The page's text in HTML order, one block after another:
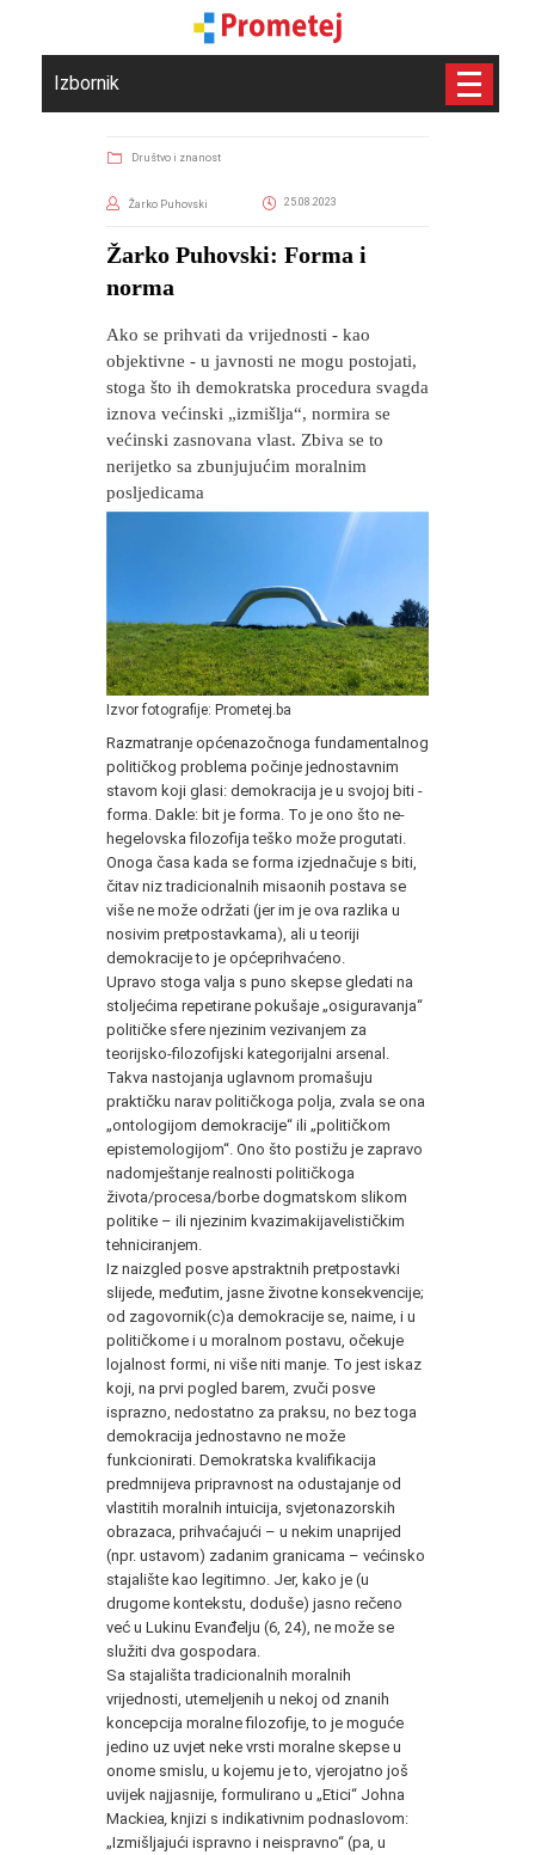
Izbornik
Društvo i znanost
Žarko Puhovski 25.08.2023
Žarko Puhovski: Forma i
norma
Ako se prihvati da vrijednosti - kao
objektivne - u javnosti ne mogu postojati,
stoga što ih demokratska procedura svagda
iznova većinski „izmišlja“, normira se
većinski zasnovana vlast. Zbiva se to
nerijetko sa zbunjujućim moralnim
posljedicama
Izvor fotografije: Prometej.ba
Razmatranje općenazočnoga fundamentalnog
političkog problema počinje jednostavnim
stavom koji glasi: demokracija je u svojoj biti -
forma. Dakle: bit je forma. To je ono što ne-
hegelovska filozofija teško može progutati.
Onoga časa kada se forma izjednačuje s biti,
čitav niz tradicionalnih misaonih postava se
više ne može održati (jer im je ova razlika u
nosivim pretpostavkama), ali u teoriji
demokracije to je općeprihvaćeno.
Upravo stoga valja s puno skepse gledati na
stoljećima repetirane pokušaje „osiguravanja“
političke sfere njezinim vezivanjem za
teorijsko-filozofijski kategorijalni arsenal.
Takva nastojanja uglavnom promašuju
praktičku narav političkoga polja, zvala se ona
„ontologijom demokracije“ ili „političkom
epistemologijom“. Ono što postižu je zapravo
nadomještanje realnosti političkoga
života/procesa/borbe dogmatskom slikom
politike – ili njezinim kvazimakijavelističkim
tehniciranjem.
Iz naizgled posve apstraktnih pretpostavki
slijede, međutim, jasne životne konsekvencije;
od zagovornik(c)a demokracije se, naime, i u
političkome i u moralnom postavu, očekuje
lojalnost formi, ni više niti manje. To jest iskaz
koji, na prvi pogled barem, zvuči posve
isprazno, nedostatno za praksu, no bez toga
demokracija jednostavno ne može
funkcionirati. Demokratska kvalifikacija
predmnijeva pripravnost na odustajanje od
vlastitih moralnih intuicija, svjetonazorskih
obrazaca, prihvaćajući – u nekim unaprijed
(npr. ustavom) zadanim granicama – većinsko
stajalište kao legitimno. Jer, kako je (u
drugome kontekstu, doduše) jasno rečeno
već u Lukinu Evanđelju (6, 24), ne može se
služiti dva gospodara.
Sa stajališta tradicionalnih moralnih
vrijednosti, utemeljenih u nekoj od znanih
koncepcija moralne filozofije, to je moguće
jedino uz uvjet neke vrsti moralne skepse u
onome smislu, u kojemu je to, vjerojatno još
uvijek najjasnije, formulirano u „Etici“ Johna
Mackiea knjizi s indikativnim podnaslovom:
„Izmišljajući ispravno i neispravno“ (pa, u